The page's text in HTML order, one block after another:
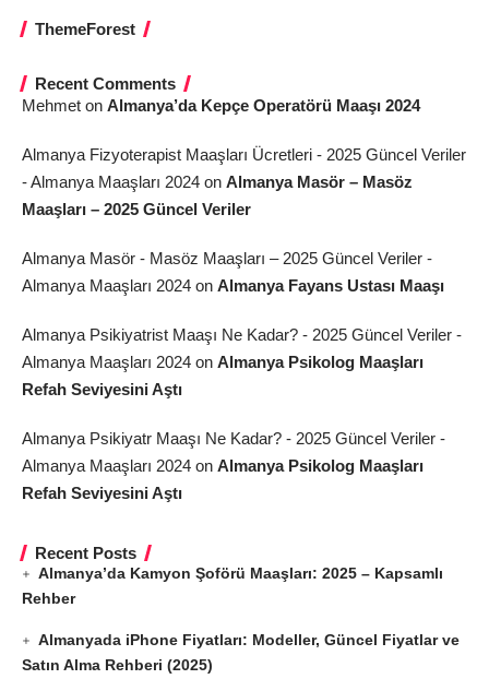
ThemeForest
Recent Comments
Mehmet on Almanya’da Kepçe Operatörü Maaşı 2024
Almanya Fizyoterapist Maaşları Ücretleri - 2025 Güncel Veriler
- Almanya Maaşları 2024 on Almanya Masör – Masöz
Maaşları – 2025 Güncel Veriler
Almanya Masör - Masöz Maaşları – 2025 Güncel Veriler -
Almanya Maaşları 2024 on Almanya Fayans Ustası Maaşı
Almanya Psikiyatrist Maaşı Ne Kadar? - 2025 Güncel Veriler -
Almanya Maaşları 2024 on Almanya Psikolog Maaşları
Refah Seviyesini Aştı
Almanya Psikiyatr Maaşı Ne Kadar? - 2025 Güncel Veriler -
Almanya Maaşları 2024 on Almanya Psikolog Maaşları
Refah Seviyesini Aştı
Recent Posts
Almanya’da Kamyon Şoförü Maaşları: 2025 – Kapsamlı
Rehber
Almanyada iPhone Fiyatları: Modeller, Güncel Fiyatlar ve
Satın Alma Rehberi (2025)